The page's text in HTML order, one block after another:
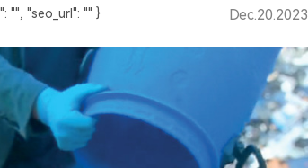
"", "seo_url": "" } Dec.20.2023